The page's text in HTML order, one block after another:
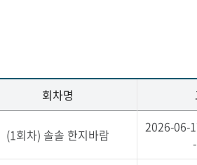
회차명
(1회차) 솔솔 한지바람
2026-06-